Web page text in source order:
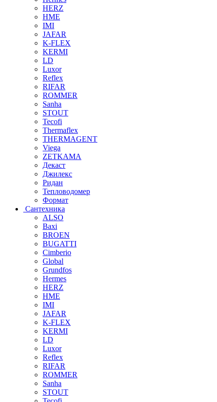
HERZ
HME
IMI
JAFAR
K-FLEX
KERMI
LD
Luxor
Reflex
RIFAR
ROMMER
Sanha
STOUT
Tecofi
Thermaflex
THERMAGENT
Viega
ZETKAMA
Декаст
Джилекс
Ридан
Тепловодомер
Формат
Сантехника
ALSO
Baxi
BROEN
BUGATTI
Cimberio
Global
Grundfos
Hermes
HERZ
HME
IMI
JAFAR
K-FLEX
KERMI
LD
Luxor
Reflex
RIFAR
ROMMER
Sanha
STOUT